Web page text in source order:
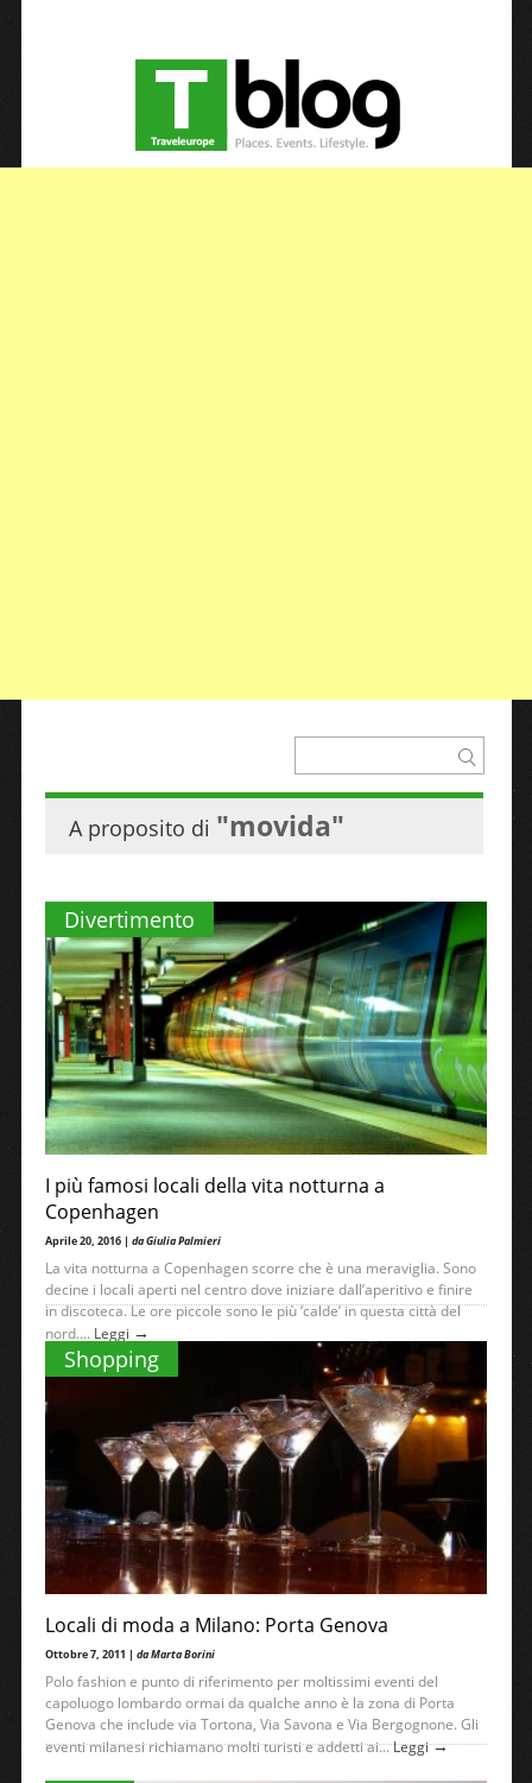
A proposito di "movida"
Divertimento
I più famosi locali della vita notturna a
Copenhagen
Aprile 20, 2016 | da Giulia Palmieri
La vita notturna a Copenhagen scorre che è una meraviglia. Sono
decine i locali aperti nel centro dove iniziare dall’aperitivo e finire
in discoteca. Le ore piccole sono le più ‘calde’ in questa città del
nord.... Leggi →
Shopping
Locali di moda a Milano: Porta Genova
Ottobre 7, 2011 | da Marta Borini
Polo fashion e punto di riferimento per moltissimi eventi del
capoluogo lombardo ormai da qualche anno è la zona di Porta
Genova che include via Tortona, Via Savona e Via Bergognone. Gli
eventi milanesi richiamano molti turisti e addetti ai...Leggi→